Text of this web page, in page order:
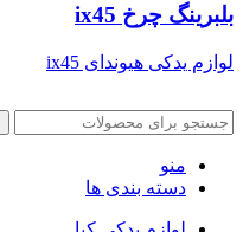
بلبرینگ چرخ ix45
لوازم یدکی هیوندای ix45
منو
دسته بندی ها